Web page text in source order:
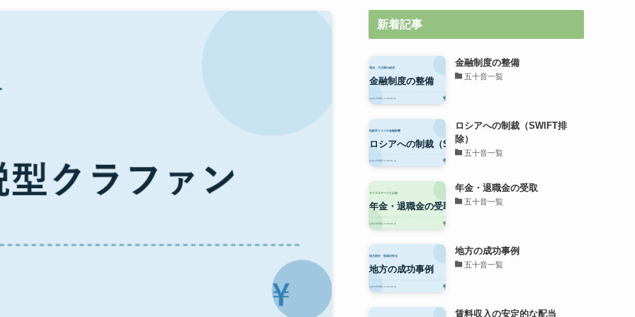
新着記事
金融制度の整備
五十音一覧
ロシアへの制裁（SWIFT排
除）
五十音一覧
年金・退職金の受取
五十音一覧
地方の成功事例
五十音一覧
賃料収入の安定的な配当